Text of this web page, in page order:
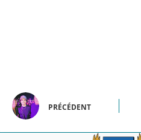
PRÉCÉDENT